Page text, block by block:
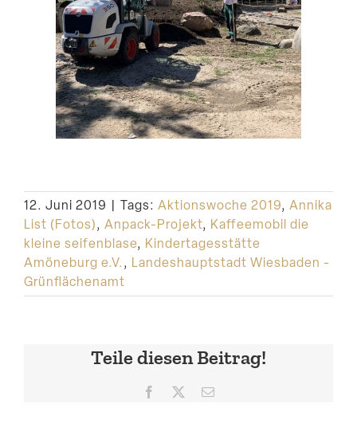
12. Juni 2019 | Tags: Aktionswoche 2019, Annika
List (Fotos), Anpack-Projekt, Kaffeemobil die
kleine seifenblase, Kindertagesstätte
Amöneburg e.V., Landeshauptstadt Wiesbaden -
Grünflächenamt
Teile diesen Beitrag!
Facebook E-